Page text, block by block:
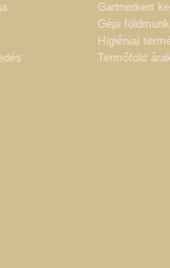
Gartnerkert
Gépi
Higiéniai
Termőföld